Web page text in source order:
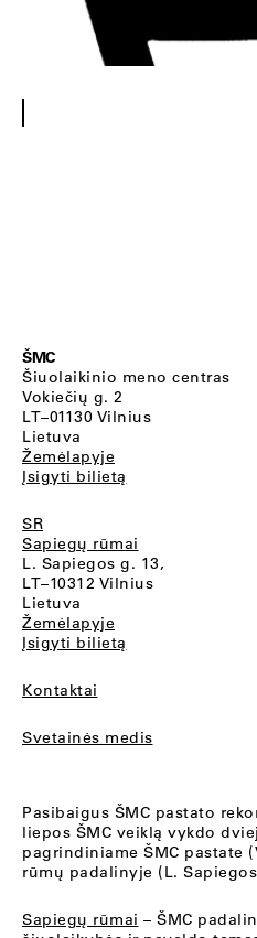
ŠMC
Šiuolaikinio meno centras
Vokiečių g. 2
LT–01130 Vilnius
Lietuva
Žemėlapyje
Įsigyti bilietą
SR
Sapiegų rūmai
L. Sapiegos g. 13,
LT–10312 Vilnius
Lietuva
Žemėlapyje
Įsigyti bilietą
Kontaktai
Svetainės medis
Pasibaigus ŠMC pastato
liepos ŠMC veiklą vykdo
pagrindiniame ŠMC pastate
rūmų padalinyje (L.
Sapiegų rūmai – ŠMC